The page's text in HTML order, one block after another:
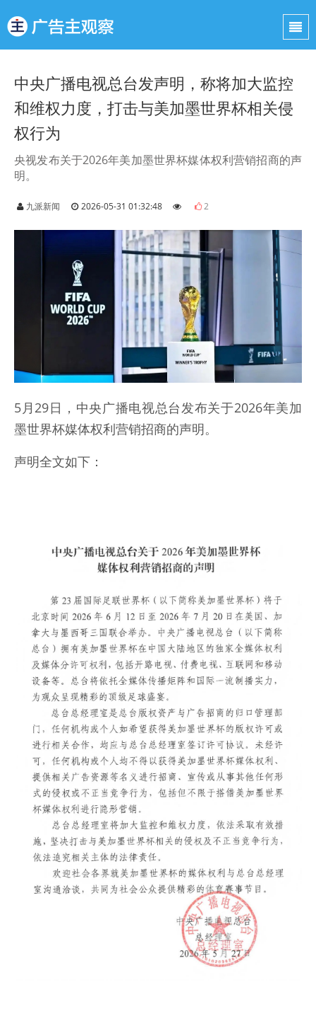
中央广播电视总台发声明，称将加大监控
和维权力度，打击与美加墨世界杯相关侵
权行为
央视发布关于2026年美加墨世界杯媒体权利营销招商的声
明。
九派新闻 2026-05-31 01:32:48 2
5月29日，中央广播电视总台发布关于2026年美加
墨世界杯媒体权利营销招商的声明。
声明全文如下：